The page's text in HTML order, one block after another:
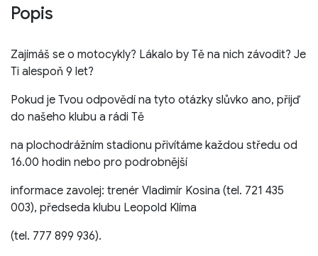
Popis
Zajímáš se o motocykly? Lákalo by Tě na nich závodit? Je
Ti alespoň 9 let?
Pokud je Tvou odpovědí na tyto otázky slůvko ano, přijď
do našeho klubu a rádi Tě
na plochodrážním stadionu přivítáme každou středu od
16.00 hodin nebo pro podrobnější
informace zavolej: trenér Vladimír Kosina (tel. 721 435
003), předseda klubu Leopold Klíma
(tel. 777 899 936).